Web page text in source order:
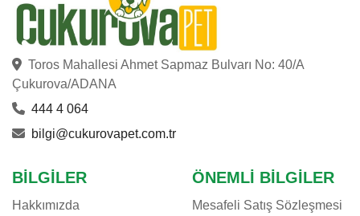
Toros Mahallesi Ahmet Sapmaz Bulvarı No: 40/A
Çukurova/ADANA
444 4 064
bilgi@cukurovapet.com.tr
BILGILER
Hakkımızda
ÖNEMLI BILGILER
Mesafeli Satış Sözleşmesi